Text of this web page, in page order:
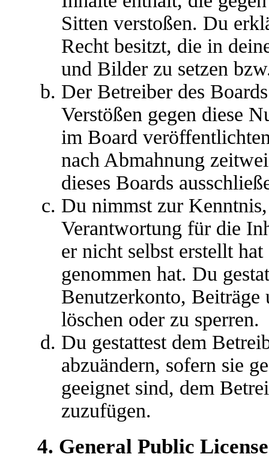
Sitten verstoßen. Du
Recht besitzt, die in
und Bilder zu setzen
Der Betreiber des
Verstößen gegen diese
im Board
nach Abmahnung
dieses Boards
Du nimmst zur
Verantwortung für die
er nicht selbst erstellt
genommen hat. Du
Benutzerkonto,
löschen oder zu sperren.
Du gestattest dem
abzuändern, sofern sie
geeignet sind, dem
zuzufügen.
4. General Public License